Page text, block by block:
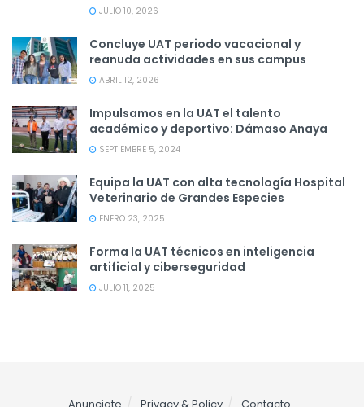
JULIO 10, 2026
Concluye UAT periodo vacacional y
reanuda actividades en sus campus
ABRIL 12, 2026
Impulsamos en la UAT el talento
académico y deportivo: Dámaso Anaya
SEPTIEMBRE 5, 2024
Equipa la UAT con alta tecnología Hospital
Veterinario de Grandes Especies
ENERO 23, 2025
Forma la UAT técnicos en inteligencia
artificial y ciberseguridad
JULIO 11, 2025